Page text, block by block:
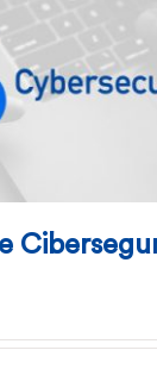
producto